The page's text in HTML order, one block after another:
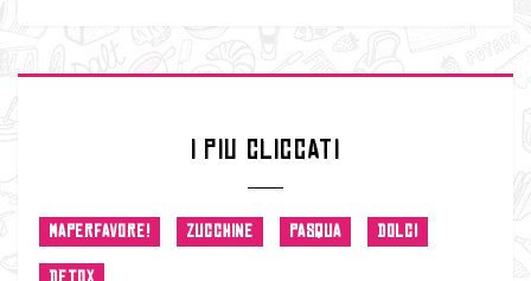
I PIU CLICCATI
MAPERFAVORE! ZUCCHINE PASQUA DOLCI